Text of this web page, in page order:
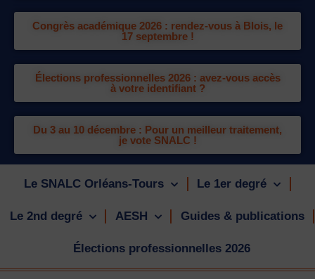
Congrès académique 2026 : rendez-vous à Blois, le
17 septembre !
Élections professionnelles 2026 : avez-vous accès
à votre identifiant ?
Du 3 au 10 décembre : Pour un meilleur traitement,
je vote SNALC !
Le SNALC Orléans-Tours Le 1er degré
Le 2nd degré AESH Guides & publications
Élections professionnelles 2026